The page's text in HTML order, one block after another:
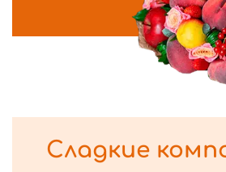
Сладкие